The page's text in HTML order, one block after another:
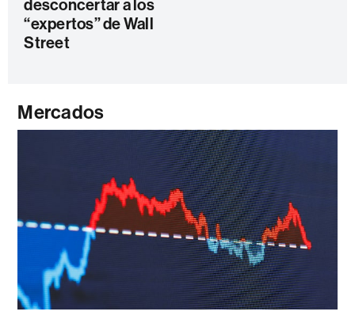
desconcertar a los
“expertos” de Wall
Street
Mercados